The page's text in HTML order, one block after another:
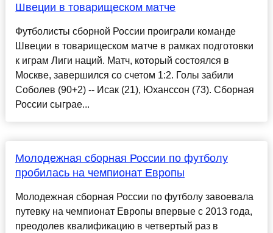
Швеции в товарищеском матче
Футболисты сборной России проиграли команде
Швеции в товарищеском матче в рамках подготовки
к играм Лиги наций. Матч, который состоялся в
Москве, завершился со счетом 1:2. Голы забили
Соболев (90+2) -- Исак (21), Юханссон (73). Сборная
России сыграе...
Молодежная сборная России по футболу
пробилась на чемпионат Европы
Молодежная сборная России по футболу завоевала
путевку на чемпионат Европы впервые с 2013 года,
преодолев квалификацию в четвертый раз в